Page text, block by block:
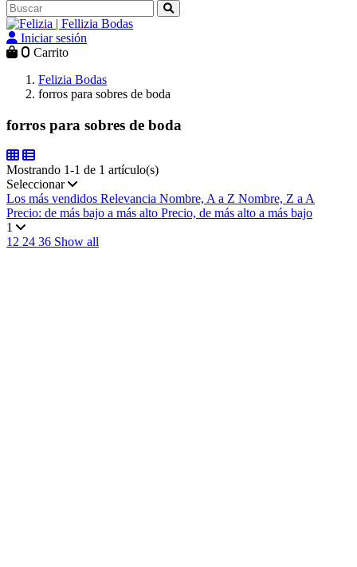
Iniciar sesión
0 Carrito
Felizia Bodas
forros para sobres de boda
forros para sobres de boda
Mostrando 1-1 de 1 artículo(s)
Seleccionar
Los más vendidos Relevancia Nombre, A a Z Nombre, Z a A
Precio: de más bajo a más alto Precio, de más alto a más bajo
1
12 24 36 Show all